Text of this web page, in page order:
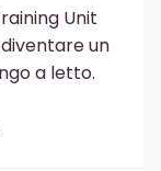
Unit
un
a letto.